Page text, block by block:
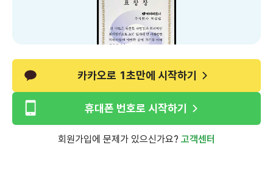
카카오로 1초만에 시작하기
휴대폰 번호로 시작하기
회원가입에 문제가 있으신가요? 고객센터